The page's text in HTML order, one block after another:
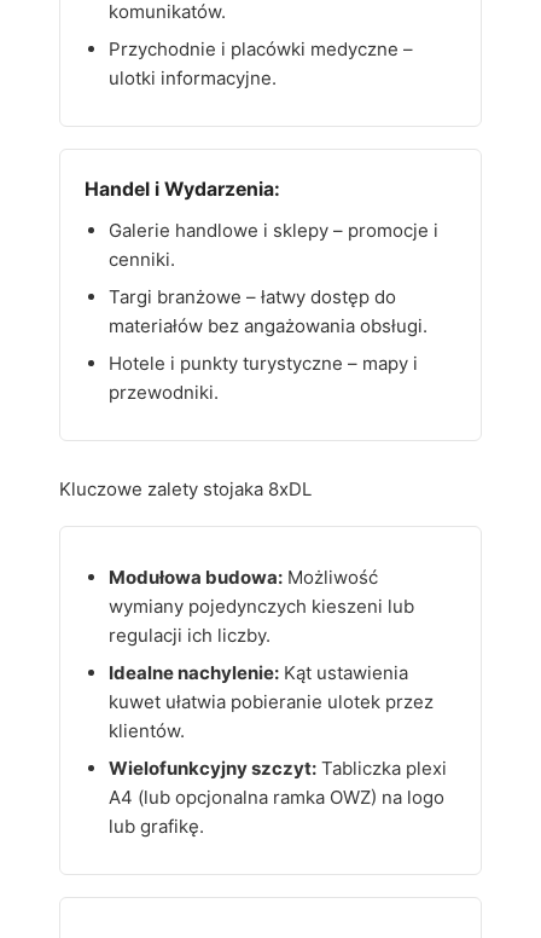
komunikatów.
Przychodnie i placówki medyczne –
ulotki informacyjne.
Handel i Wydarzenia:
Galerie handlowe i sklepy – promocje i
cenniki.
Targi branżowe – łatwy dostęp do
materiałów bez angażowania obsługi.
Hotele i punkty turystyczne – mapy i
przewodniki.
Kluczowe zalety stojaka 8xDL
Modułowa budowa: Możliwość
wymiany pojedynczych kieszeni lub
regulacji ich liczby.
Idealne nachylenie: Kąt ustawienia
kuwet ułatwia pobieranie ulotek przez
klientów.
Wielofunkcyjny szczyt: Tabliczka plexi
A4 (lub opcjonalna ramka OWZ) na logo
lub grafikę.